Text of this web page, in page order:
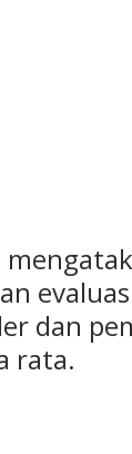
dan
rata.